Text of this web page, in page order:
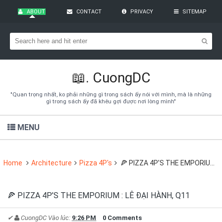
ABOUT CONTACT PRIVACY SITEMAP
📖. CuongDC
"Quan trọng nhất, ko phải những gì trong sách ấy nói với mình, mà là những
gì trong sách ấy đã khêu gợi được nơi lòng mình"
MENU
Home Architecture Pizza 4P's 🍕 PIZZA 4P’S THE EMPORIUM : LÊ ĐẠI HÀNH, Q11
🍕 PIZZA 4P’S THE EMPORIUM : LÊ ĐẠI HÀNH, Q11
✔ CuongDC Vào lúc: 9:26 PM 0 Comments
Bạn đang cần tìm kiếm gì?
Theo dõi blog qua Email
Hãy đăng kí theo dõi blog để cập nhật những thủ thuật blogger,